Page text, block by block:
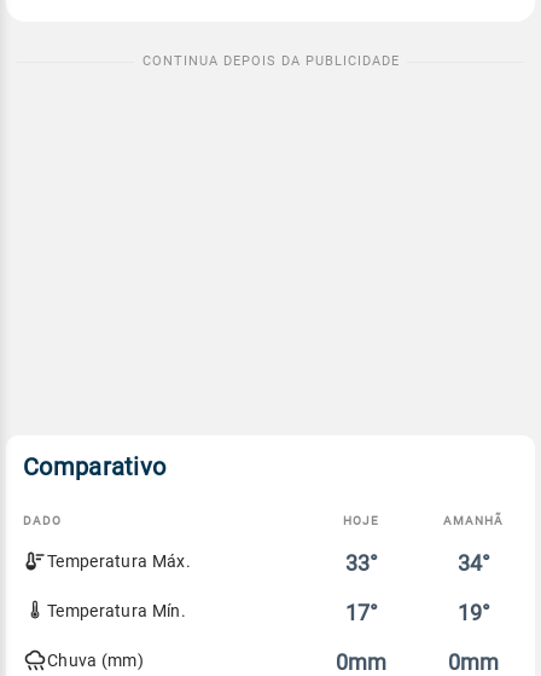
Comparativo
Comparativo
entre
previsão
hoje
DADO HOJE AMANHÃ
Temperatura Máx. 33° 34°
Temperatura Mín. 17° 19°
Chuva (mm) 0mm 0mm